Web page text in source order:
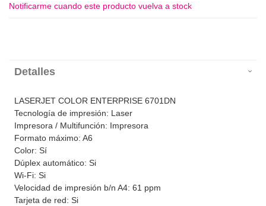
Notificarme cuando este producto vuelva a stock
Detalles
LASERJET COLOR ENTERPRISE 6701DN
Tecnología de impresión: Laser
Impresora / Multifunción: Impresora
Formato máximo: A6
Color: Sí
Dúplex automático: Si
Wi-Fi: Si
Velocidad de impresión b/n A4: 61 ppm
Tarjeta de red: Si